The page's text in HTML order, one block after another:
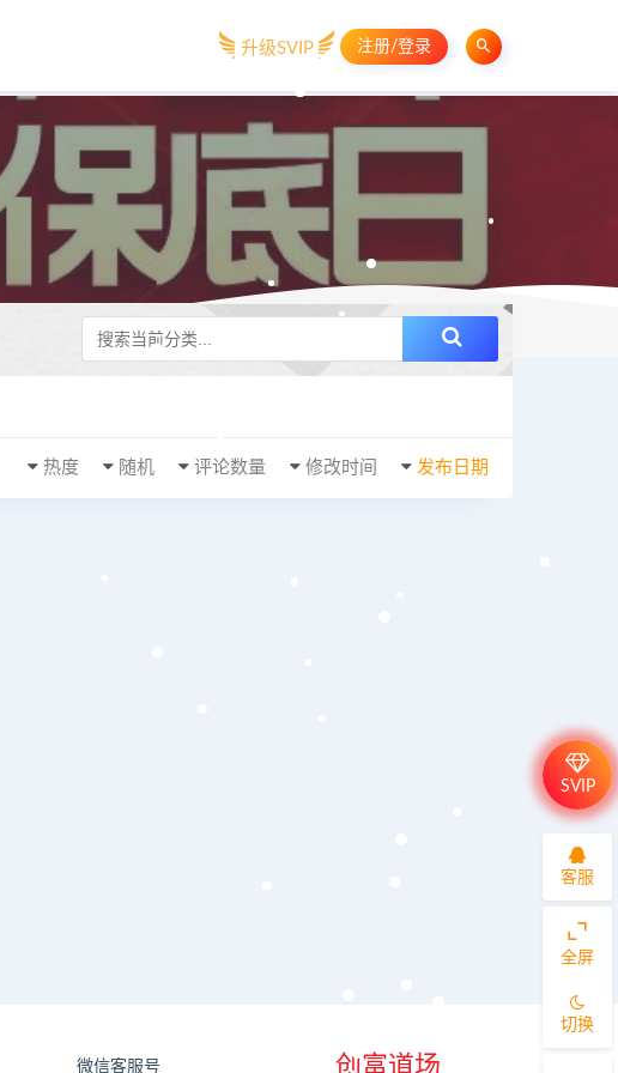
升级SVIP 注册/登录
发布日期
修改时间
评论数量
随机
热度
微信客服号 创富道场
SVIP
客服
全屏
切换